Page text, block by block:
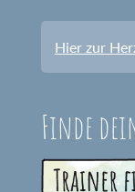
Hier zur
Finde